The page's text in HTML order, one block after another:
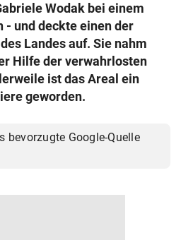
Wodak bei einem
- und deckte einen der
Landes auf. Sie nahm
Hilfe der verwahrlosten
ist das Areal ein
geworden.
bevorzugte Google-Quelle